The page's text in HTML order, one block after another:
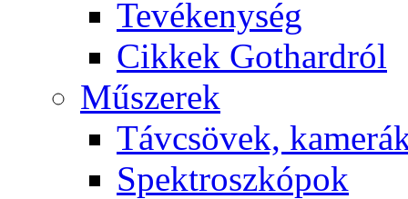
Te­vé­keny­ség
Cik­kek Got­hard­ról
Mű­sze­rek
Táv­csö­vek,
Spekt­rosz­kó­pok